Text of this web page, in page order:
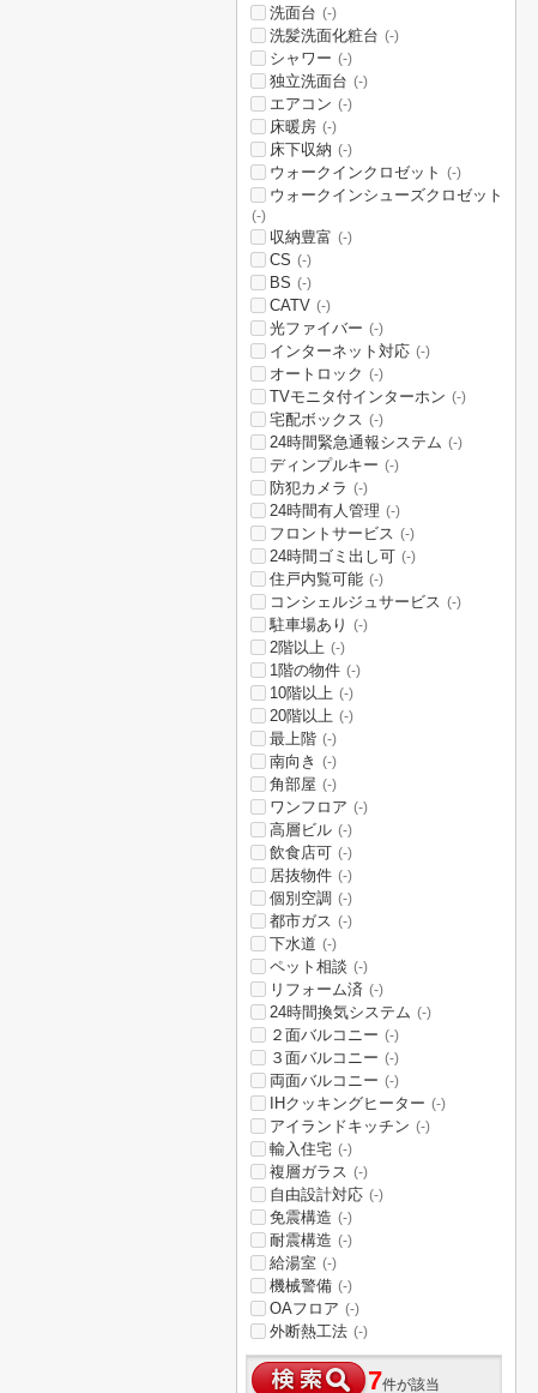
洗面台 (-)
洗髪洗面化粧台 (-)
シャワー (-)
独立洗面台 (-)
エアコン (-)
床暖房 (-)
床下収納 (-)
ウォークインクロゼット (-)
ウォークインシューズクロゼット
(-)
収納豊富 (-)
CS (-)
BS (-)
CATV (-)
光ファイバー (-)
インターネット対応 (-)
オートロック (-)
TVモニタ付インターホン (-)
宅配ボックス (-)
24時間緊急通報システム (-)
ディンプルキー (-)
防犯カメラ (-)
24時間有人管理 (-)
フロントサービス (-)
24時間ゴミ出し可 (-)
住戸内覧可能 (-)
コンシェルジュサービス (-)
駐車場あり (-)
2階以上 (-)
1階の物件 (-)
10階以上 (-)
20階以上 (-)
最上階 (-)
南向き (-)
角部屋 (-)
ワンフロア (-)
高層ビル (-)
飲食店可 (-)
居抜物件 (-)
個別空調 (-)
都市ガス (-)
下水道 (-)
ペット相談 (-)
リフォーム済 (-)
24時間換気システム (-)
２面バルコニー (-)
３面バルコニー (-)
両面バルコニー (-)
IHクッキングヒーター (-)
アイランドキッチン (-)
輸入住宅 (-)
複層ガラス (-)
自由設計対応 (-)
免震構造 (-)
耐震構造 (-)
給湯室 (-)
機械警備 (-)
OAフロア (-)
外断熱工法 (-)
7件が該当